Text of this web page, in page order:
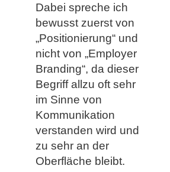
Dabei spreche ich
bewusst zuerst von
„Positionierung“ und
nicht von „Employer
Branding“, da dieser
Begriff allzu oft sehr
im Sinne von
Kommunikation
verstanden wird und
zu sehr an der
Oberfläche bleibt.